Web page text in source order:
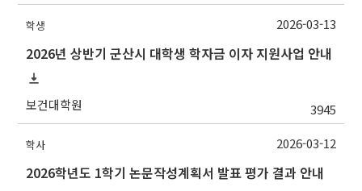
학생
2026년 상반기 군산시 대학생 학자금 이자 지원사업 안내
보건대학원 3945
2026-03-13
학사
2026학년도 1학기 논문작성계획서 발표 평가 결과 안내
2026-03-12